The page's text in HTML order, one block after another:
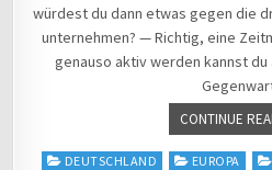
würdest du dann etwas gegen die
unternehmen? — Richtig, eine
genauso aktiv werden kannst
CONTINUE
PostedDEUTSCHLAND EUROPA